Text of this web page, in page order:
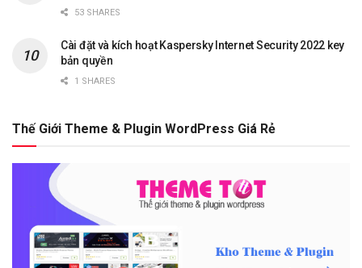
53 SHARES
Cài đặt và kích hoạt Kaspersky Internet Security 2022 key
bản quyền
1 SHARES
Thế Giới Theme & Plugin WordPress Giá Rẻ